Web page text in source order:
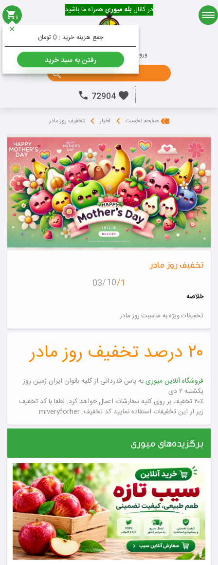
میوه
در کانالبله میوریهمراه ما باشید
ورود به حساب کاربری ثبت نام
0
جمع هزینه خرید :
رفتن به سبد خرید
72904
صفحه نخست اخبار تخفیف روز مادر
تخفیف روز مادر
1
10
03
خلاصه
تخفیفات ویژه به مناسبت روز مادر
۲۰ درصد تخفیف روز مادر
فروشگاه آنلاین میوریبه پاس قدردانی از کلیه بانوان ایران زمین روز
یکشنبه ۲ دی
۲۰٪ تخفیف بر روی کلیه سفارشات اعمال خواهد کرد.
لطفا با کد تخفیف
زیر از این تخفیفات استفاده نمایید کد تخفیف: miveryforher
برگزیده‌های میوری